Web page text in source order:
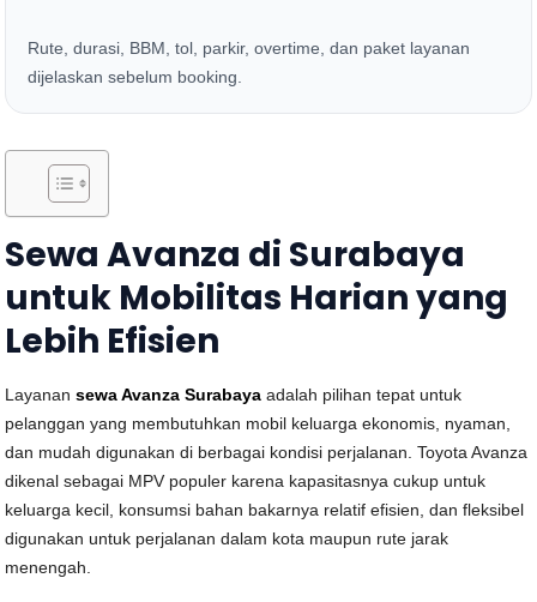
Rute, durasi, BBM, tol, parkir, overtime, dan paket layanan
dijelaskan sebelum booking.
Sewa Avanza di Surabaya
untuk Mobilitas Harian yang
Lebih Efisien
Layanansewa Avanza Surabaya adalah pilihan tepat untuk
pelanggan yang membutuhkan mobil keluarga ekonomis, nyaman,
dan mudah digunakan di berbagai kondisi perjalanan. Toyota Avanza
dikenal sebagai MPV populer karena kapasitasnya cukup untuk
keluarga kecil, konsumsi bahan bakarnya relatif efisien, dan fleksibel
digunakan untuk perjalanan dalam kota maupun rute jarak
menengah.